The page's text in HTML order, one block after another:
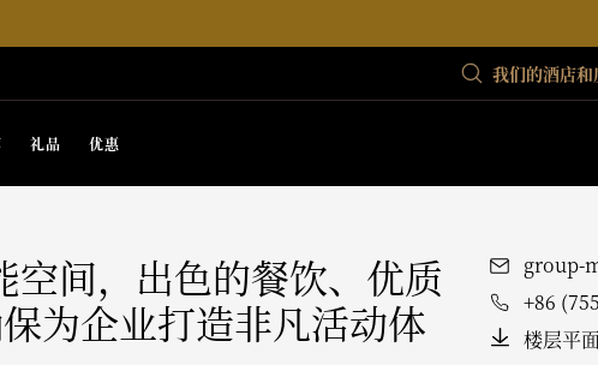
我们的酒店和
礼品 优惠
空间，出色的餐饮、优质
为企业打造非凡活动体
group-
+86
楼层平